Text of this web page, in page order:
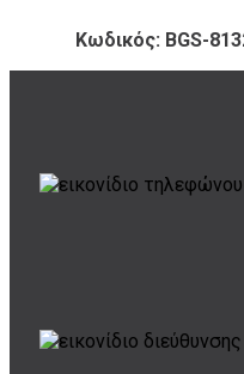
Κωδικός: BGS-